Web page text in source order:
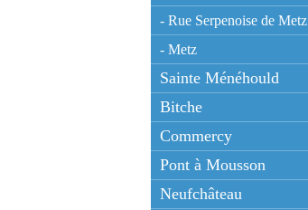
- Rue Serpenoise de Metz
- Metz
Sainte Ménéhould
Bitche
Commercy
Pont à Mousson
Neufchâteau